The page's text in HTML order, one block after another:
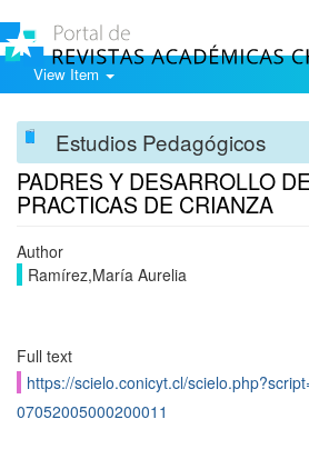
View Item
Estudios Pedagógicos
PADRES Y DESARROLLO
PRACTICAS DE CRIANZA
Author
Ramírez,María Aurelia
Full text
https://scielo.conicyt.cl/
07052005000200011